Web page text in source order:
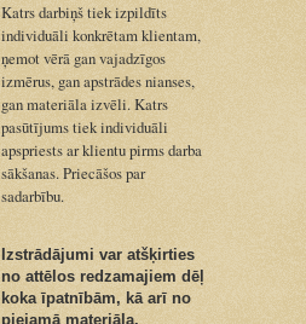
Katrs darbiņš tiek izpildīts
individuāli konkrētam klientam,
ņemot vērā gan vajadzīgos
izmērus, gan apstrādes nianses,
gan materiāla izvēli. Katrs
pasūtījums tiek individuāli
apspriests ar klientu pirms darba
sākšanas. Priecāšos par
sadarbību.
Izstrādājumi var atšķirties
no attēlos redzamajiem dēļ
koka īpatnībām, kā arī no
piejamā materiāla.